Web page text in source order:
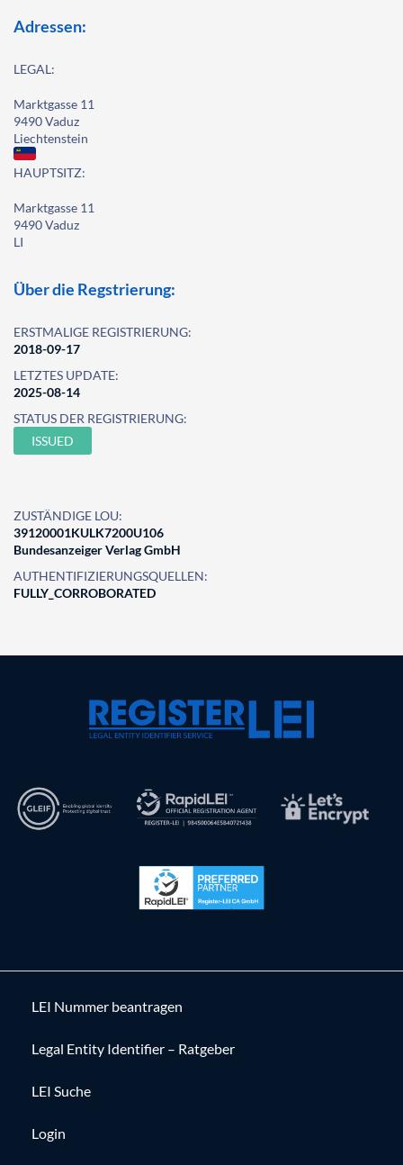
Adressen:
LEGAL:
Marktgasse 11
9490 Vaduz
Liechtenstein
HAUPTSITZ:
Marktgasse 11
9490 Vaduz
LI
Über die Regstrierung:
ERSTMALIGE REGISTRIERUNG:
2018-09-17
LETZTES UPDATE:
2025-08-14
STATUS DER REGISTRIERUNG:
ISSUED
ZUSTÄNDIGE LOU:
39120001KULK7200U106
Bundesanzeiger Verlag GmbH
AUTHENTIFIZIERUNGSQUELLEN:
FULLY_CORROBORATED
LEI Nummer beantragen
Legal Entity Identifier – Ratgeber
LEI Suche
Login